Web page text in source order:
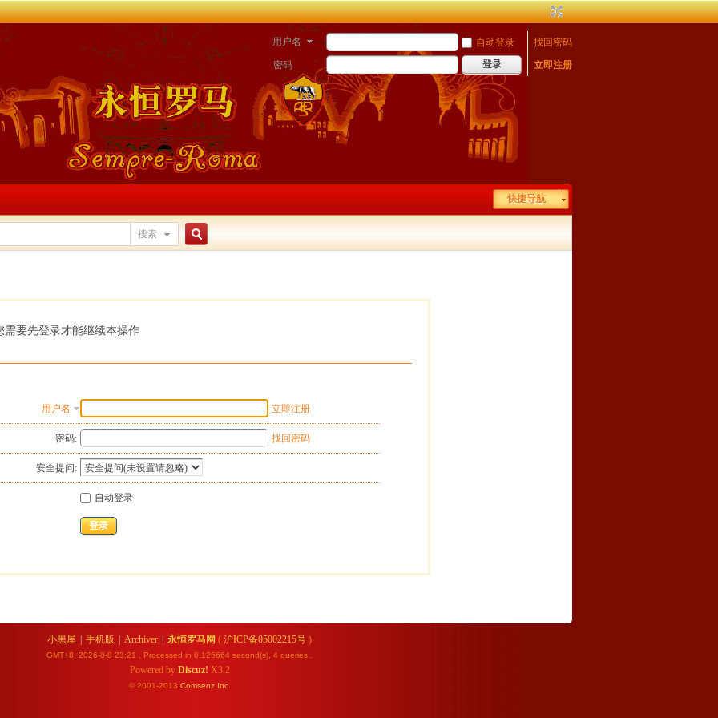
用户名 自动登录
找回密码
密码
登录 立即注册
快捷导航
搜索
需要先登录才能继续本操作
用户名 立即注册
密码: 找回密码
安全提问:
自动登录
登录
小黑屋 手机版 Archiver 永恒罗马网 ( 沪ICP备05002215号 )
GMT+8, 2026-8-8 23:21 , Processed in 0.125664 second(s), 4 queries .
Powered by Discuz! X3.2
© 2001-2013 Comsenz Inc.